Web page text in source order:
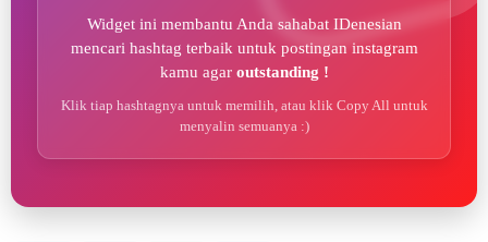
Widget ini membantu Anda sahabat IDenesian
mencari hashtag terbaik untuk postingan instagram
kamu agar outstanding !
Klik tiap hashtagnya untuk memilih, atau klik Copy All untuk
menyalin semuanya :)